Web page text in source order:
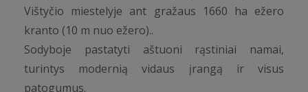
Vištyčio miestelyje ant gražaus 1660 ha ežero
kranto (10 m nuo ežero)..
Sodyboje pastatyti aštuoni rąstiniai namai,
turintys modernią vidaus įrangą ir visus
patogumus.